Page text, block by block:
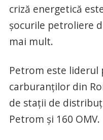
criză energetică
șocurile petroliere
mai mult.
Petrom este liderul
carburanților din
de stații de
Petrom și 160 OMV.